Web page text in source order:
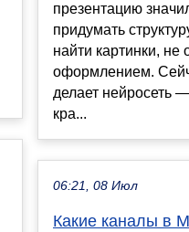
презентацию
придумать
найти картинки, не
оформлением.
делает нейросеть
кра...
06:21, 08 Июл
Какие каналы в